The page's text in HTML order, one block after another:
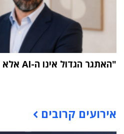
"האתגר הגדול אינו ה-AI אלא הטמעתה בארגון"
אירועים קרובים